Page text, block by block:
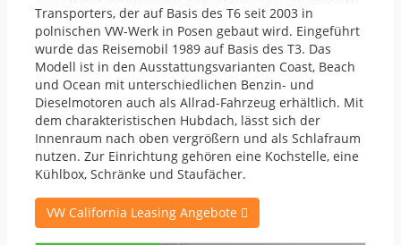
Transporters, der auf Basis des T6 seit 2003 in
polnischen VW-Werk in Posen gebaut wird. Eingeführt
wurde das Reisemobil 1989 auf Basis des T3. Das
Modell ist in den Ausstattungsvarianten Coast, Beach
und Ocean mit unterschiedlichen Benzin- und
Dieselmotoren auch als Allrad-Fahrzeug erhältlich. Mit
dem charakteristischen Hubdach, lässt sich der
Innenraum nach oben vergrößern und als Schlafraum
nutzen. Zur Einrichtung gehören eine Kochstelle, eine
Kühlbox, Schränke und Staufächer.
VW California Leasing Angebote